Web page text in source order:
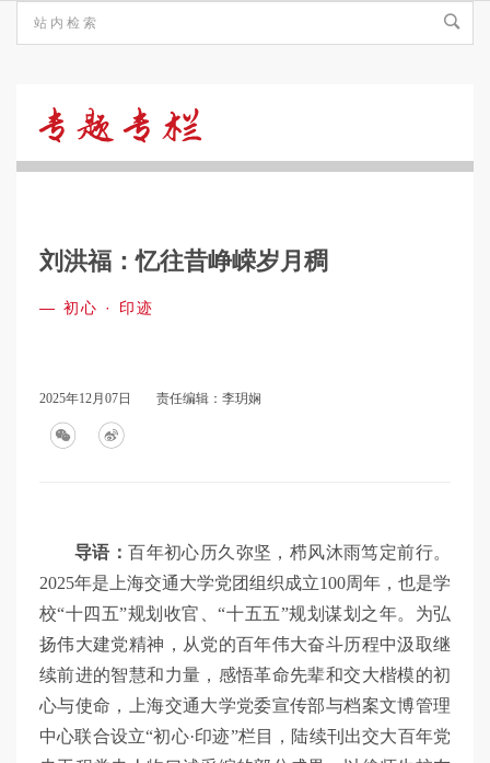
·
刘洪福：忆往昔峥嵘岁月稠
— 初心 · 印迹
2025年12月07日 责任编辑：李玥娴
导语：百年初心历久弥坚，栉风沐雨笃定前行。
2025年是上海交通大学党团组织成立100周年，也是学
校“十四五”规划收官、“十五五”规划谋划之年。为弘
扬伟大建党精神，从党的百年伟大奋斗历程中汲取继
续前进的智慧和力量，感悟革命先辈和交大楷模的初
心与使命，上海交通大学党委宣传部与档案文博管理
中心联合设立“初心·印迹”栏目，陆续刊出交大百年党